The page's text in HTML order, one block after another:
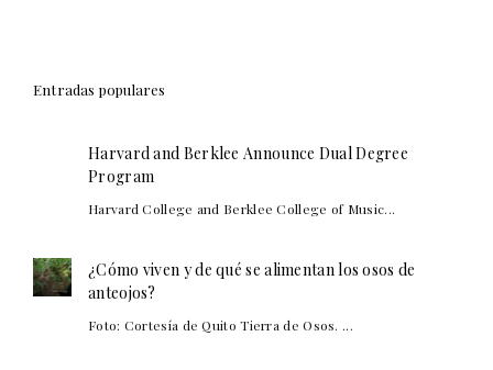
Entradas populares
Harvard and Berklee Announce Dual Degree
Program
Harvard College and Berklee College of Music...
¿Cómo viven y de qué se alimentan los osos de
anteojos?
Foto: Cortesía de Quito Tierra de Osos. ...